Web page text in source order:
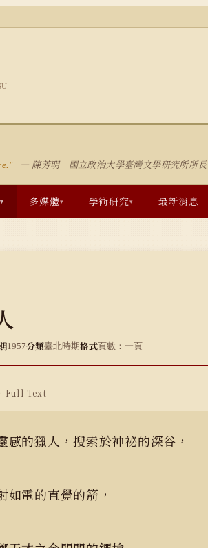
— 陳芳明 國立政治大學臺灣文學研究所所長
▾ 多媒體▾ 學術研究▾ 最新消息
1957分類臺北時期格式頁數：一頁
Full Text
感的獵人，搜索於神祕的深谷，
如電的直覺的箭，